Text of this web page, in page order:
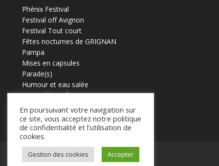
Phénix Festival
Festival off Avignon
Festival Tout court
Fêtes nocturnes de GRIGNAN
Pampa
Mises en capsules
Parade(s)
Humour et eau salée
Marmaille en fugues
Mentions légales Contact
En poursuivant votre navigation sur
ce site, vous acceptez notre politique
de confidentialité et l'utilisation de
cookies.
Gestion des cookies Accepter